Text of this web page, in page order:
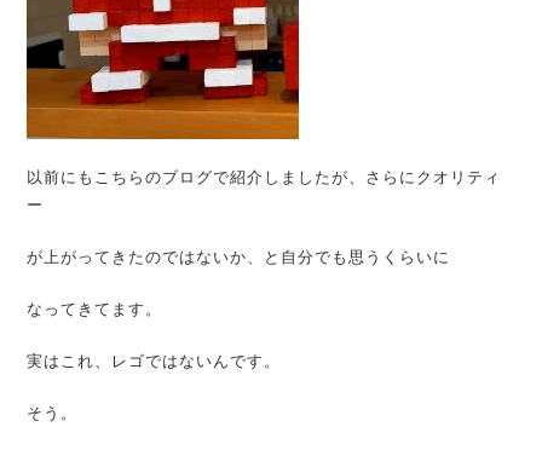
以前にもこちらのブログで紹介しましたが、さらにクオリティ
ー
が上がってきたのではないか、と自分でも思うくらいに
なってきてます。
実はこれ、レゴではないんです。
そう。